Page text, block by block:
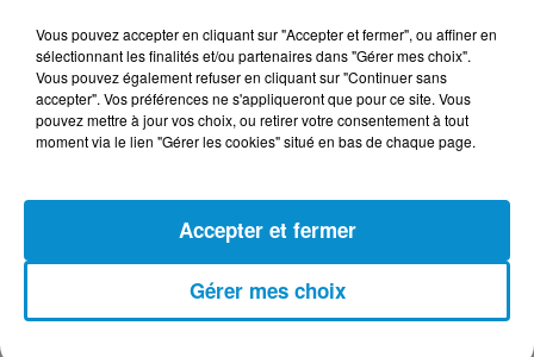
23 juillet 2026
Les Zinformés - 23/07/26
22 juillet 2026
Les Zinformés - 22/07/26
Vous pouvez accepter en cliquant sur "Accepter et fermer", ou affiner en
sélectionnant les finalités et/ou partenaires dans "Gérer mes choix".
Vous pouvez également refuser en cliquant sur "Continuer sans
accepter". Vos préférences ne s'appliqueront que pour ce site. Vous
pouvez mettre à jour vos choix, ou retirer votre consentement à tout
moment via le lien "Gérer les cookies" situé en bas de chaque page.
Gérer mes choix
Accepter et fermer